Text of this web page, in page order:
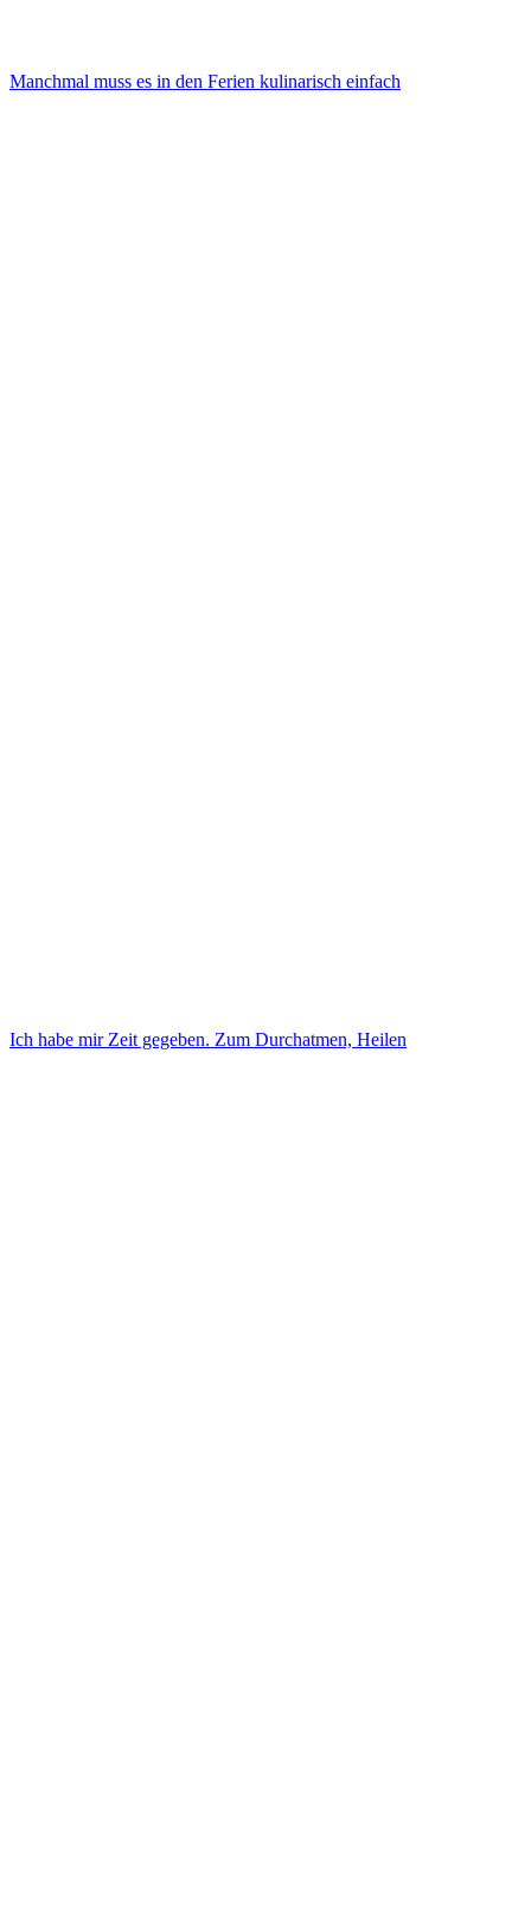
Manchmal muss es in den Ferien kulinarisch einfach
Ich habe mir Zeit gegeben. Zum Durchatmen, Heilen